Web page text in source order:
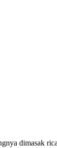
dimasak